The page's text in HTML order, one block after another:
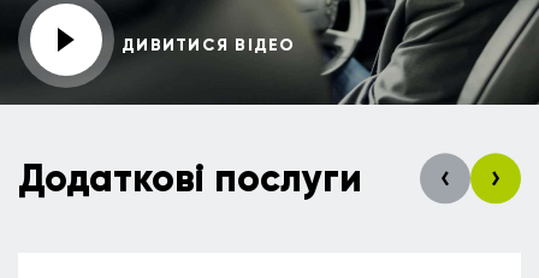
ДИВИТИСЯ ВІДЕО
Додаткові послуги